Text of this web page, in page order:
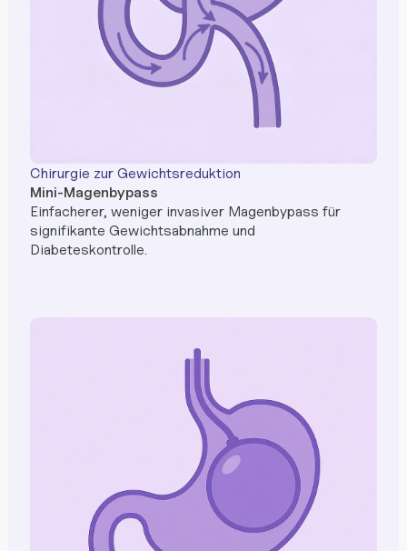
Chirurgie zur Gewichtsreduktion
Mini-Magenbypass
Einfacherer, weniger invasiver Magenbypass für
signifikante Gewichtsabnahme und
Diabeteskontrolle.